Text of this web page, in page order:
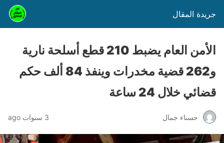
جريدة المقال
الأمن العام يضبط 210 قطع أسلحة نارية
و262 قضية مخدرات وينفذ 84 ألف حكم
قضائي خلال 24 ساعة
حسناء جمال 3 سنوات ago